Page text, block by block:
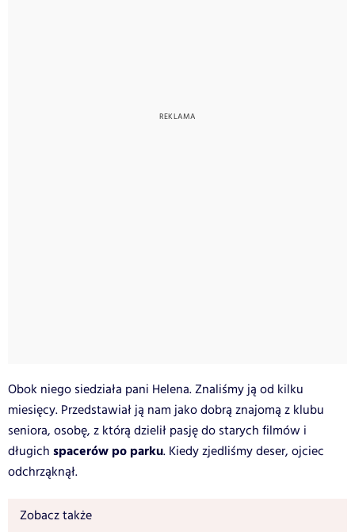
Obok niego siedziała pani Helena. Znaliśmy ją od kilku
miesięcy. Przedstawiał ją nam jako dobrą znajomą z klubu
seniora, osobę, z którą dzielił pasję do starych filmów i
długich spacerów po parku. Kiedy zjedliśmy deser, ojciec
odchrząknął.
Zobacz także